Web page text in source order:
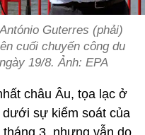
Guterres (phải)
cuối chuyến công du
19/8. Ảnh: EPA
châu Âu, tọa lạc ở
dưới sự kiểm soát của